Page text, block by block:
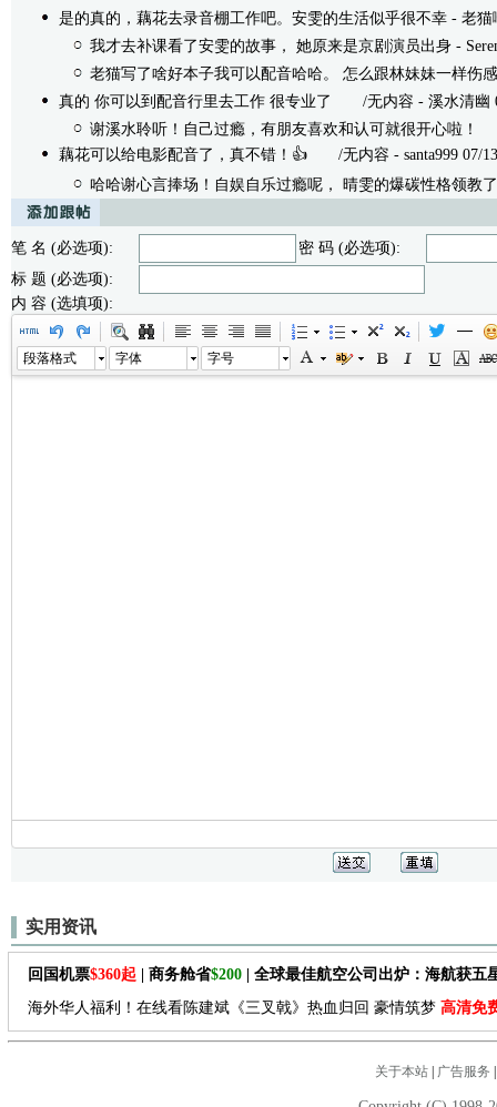
是的真的，藕花去录音棚工作吧。安雯的生活似乎很不幸 - 老猫
我才去补课看了安雯的故事， 她原来是京剧演员出身 -
老猫写了啥好本子我可以配音哈哈。 怎么跟林妹妹一样伤
真的 你可以到配音行里去工作 很专业了
/无内容 - 溪水清幽
谢溪水聆听！自己过瘾，有朋友喜欢和认可就很开心啦！
藕花可以给电影配音了，真不错！👍 /无内容 - santa999 07/
哈哈谢心言捧场！自娱自乐过瘾呢， 晴雯的爆碳性格领教
笔 名 (必选项):
密 码 (必选项):
标 题 (必选项):
内 容 (选填项):
段落格式 字体 字号
实用资讯
回国机票$360起 | 商务舱省$200 | 全球最佳航空公司出炉：海航获五
海外华人福利！在线看陈建斌《三叉戟》热血归回 豪情筑梦 高清免
关于本站| 广告服务